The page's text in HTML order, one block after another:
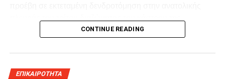
Ναυπάκτου πάνω από τη Ντάπια Τσαούς.
Παρόμοια ενέργεια πραγματοποιήθηκε και το Καλοκαίρι
αντίδραση των κατοίκων του παραδοσιακού οικισμού της
CONTINUE READING
ΕΠΙΚΑΙΡΟΤΗΤΑ